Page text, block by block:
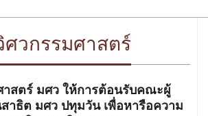
วกรรมศาสตร์
สตร์ มศว ให้การต้อนรับคณะผู้
สาธิต มศว ปทุมวัน เพื่อหารือความ